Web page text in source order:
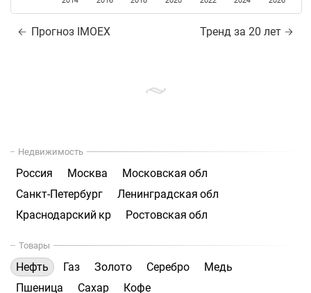
Прогноз IMOEX Тренд за 20 лет
Недвижимость
Россия Москва
Московская обл
Санкт-Петербург
Ленинградская обл
Краснодарский кр
Ростовская обл
Товары
Нефть Газ Золото Серебро
Медь
Пшеница
Сахар Кофе